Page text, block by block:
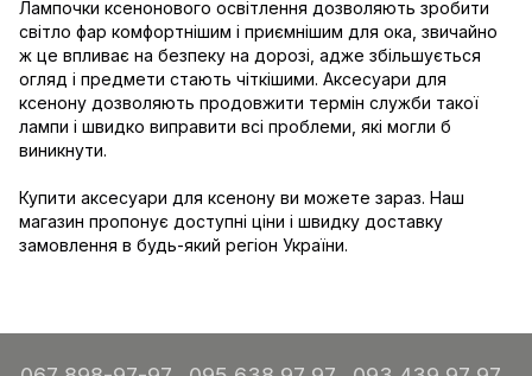
Лампочки ксенонового освітлення дозволяють зробити
світло фар комфортнішим і приємнішим для ока, звичайно
ж це впливає на безпеку на дорозі, адже збільшується
огляд і предмети стають чіткішими. Аксесуари для
ксенону дозволяють продовжити термін служби такої
лампи і швидко виправити всі проблеми, які могли б
виникнути.
Купити аксесуари для ксенону ви можете зараз. Наш
магазин пропонує доступні ціни і швидку доставку
замовлення в будь-який регіон України.